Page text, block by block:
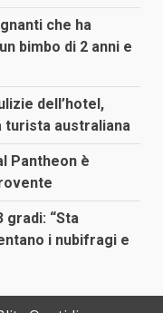
che ha
bimbo di 2 anni e
dell’hotel,
turista australiana
Pantheon è
gradi: “Sta
i nubifragi e